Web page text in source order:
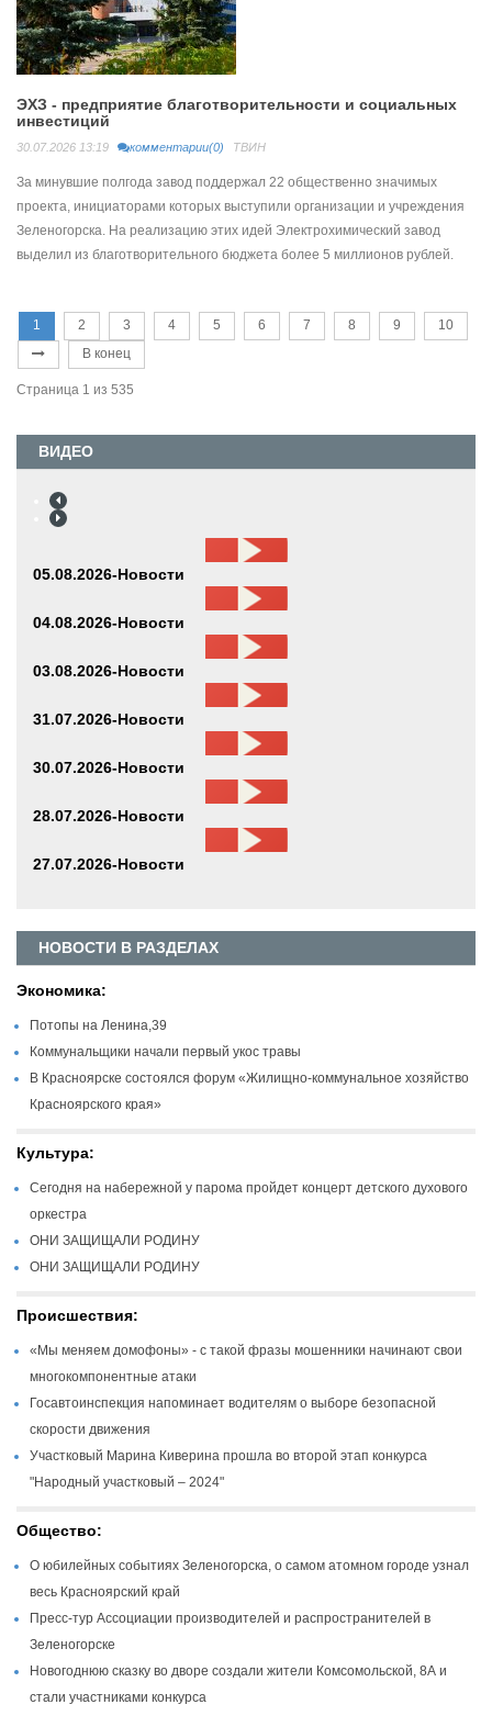
ЭХЗ - предприятие благотворительности и социальных
инвестиций
30.07.2026 13:19 комментарии(0) ТВИН
За минувшие полгода завод поддержал 22 общественно значимых
проекта, инициаторами которых выступили организации и учреждения
Зеленогорска. На реализацию этих идей Электрохимический завод
выделил из благотворительного бюджета более 5 миллионов рублей.
1 2 3 4 5 6 7 8 9
10
В конец
Страница 1 из 535
ВИДЕО
05.08.2026-Новости
04.08.2026-Новости
03.08.2026-Новости
31.07.2026-Новости
30.07.2026-Новости
28.07.2026-Новости
27.07.2026-Новости
НОВОСТИ В РАЗДЕЛАХ
Экономика:
Потопы на Ленина,39
Коммунальщики начали первый укос травы
В Красноярске состоялся форум «Жилищно-коммунальное хозяйство
Красноярского края»
Культура:
Сегодня на набережной у парома пройдет концерт детского духового
оркестра
ОНИ ЗАЩИЩАЛИ РОДИНУ
ОНИ ЗАЩИЩАЛИ РОДИНУ
Происшествия:
«Мы меняем домофоны» - с такой фразы мошенники начинают свои
многокомпонентные атаки
Госавтоинспекция напоминает водителям о выборе безопасной
скорости движения
Участковый Марина Киверина прошла во второй этап конкурса
"Народный участковый – 2024"
Общество:
О юбилейных событиях Зеленогорска, о самом атомном городе узнал
весь Красноярский край
Пресс-тур Ассоциации производителей и распространителей в
Зеленогорске
Новогоднюю сказку во дворе создали жители Комсомольской, 8А и
стали участниками конкурса